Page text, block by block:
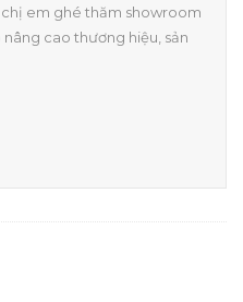
chị em ghé thăm showroom
cao thương hiệu, sản